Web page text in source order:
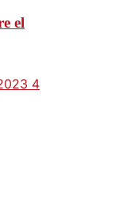
el
4